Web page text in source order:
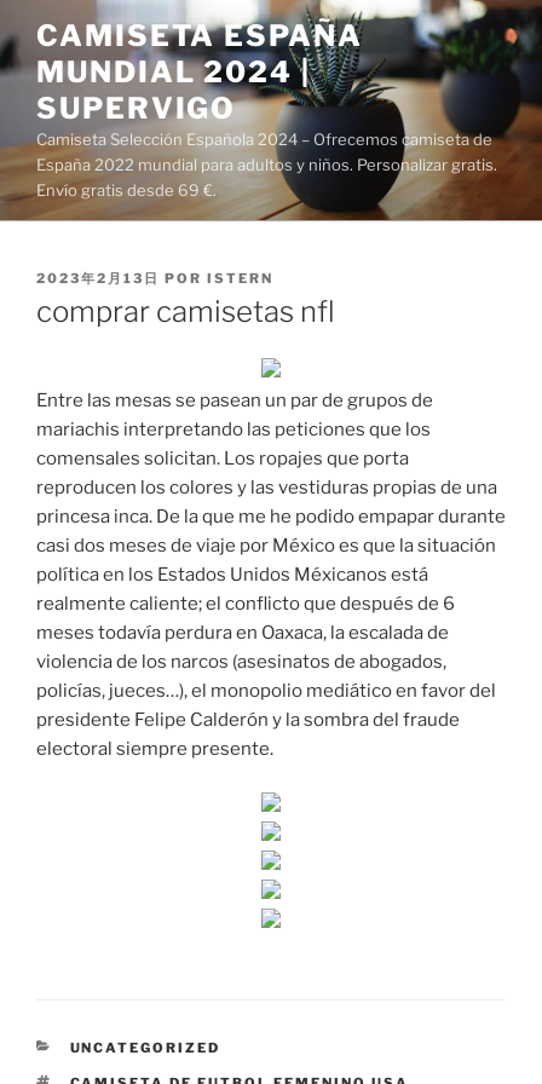
al
contenido
CAMISETA ESPAÑA
MUNDIAL 2024 |
SUPERVIGO
Camiseta Selección Española 2024 – Ofrecemos camiseta de
España 2022 mundial para adultos y niños. Personalizar gratis.
Envío gratis desde 69 €.
PUBLICADO
2023年2月13日 POR ISTERN
comprar camisetas nfl
Entre las mesas se pasean un par de grupos de
mariachis interpretando las peticiones que los
comensales solicitan. Los ropajes que porta
reproducen los colores y las vestiduras propias de una
princesa inca. De la que me he podido empapar durante
casi dos meses de viaje por México es que la situación
política en los Estados Unidos Méxicanos está
realmente caliente; el conflicto que después de 6
meses todavía perdura en Oaxaca, la escalada de
violencia de los narcos (asesinatos de abogados,
policías, jueces…), el monopolio mediático en favor del
presidente Felipe Calderón y la sombra del fraude
electoral siempre presente.
CATEGORÍAS
UNCATEGORIZED